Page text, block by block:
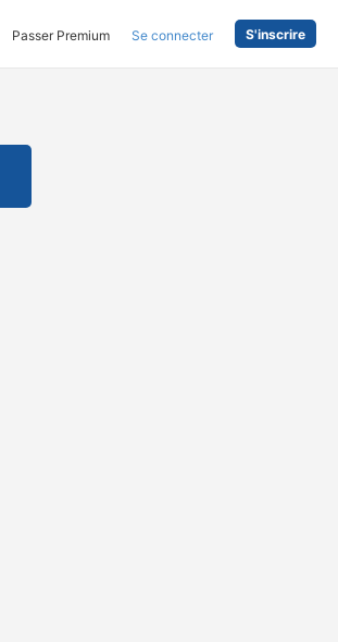
Passer Premium Se connecter S'inscrire